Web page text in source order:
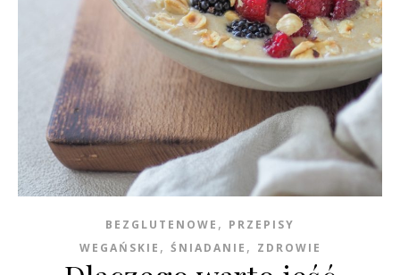
BEZGLUTENOWE , PRZEPISY
WEGAŃSKIE , ŚNIADANIE , ZDROWIE